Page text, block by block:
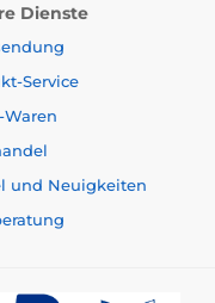
Dienste
Service
Waren
und Neuigkeiten